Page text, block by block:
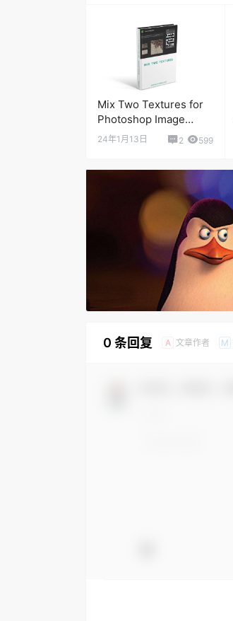
Mix Two Textures for
Photoshop Image
fusion plugin
24年1月13日 2 599
0 条回复 A 文章作者 M